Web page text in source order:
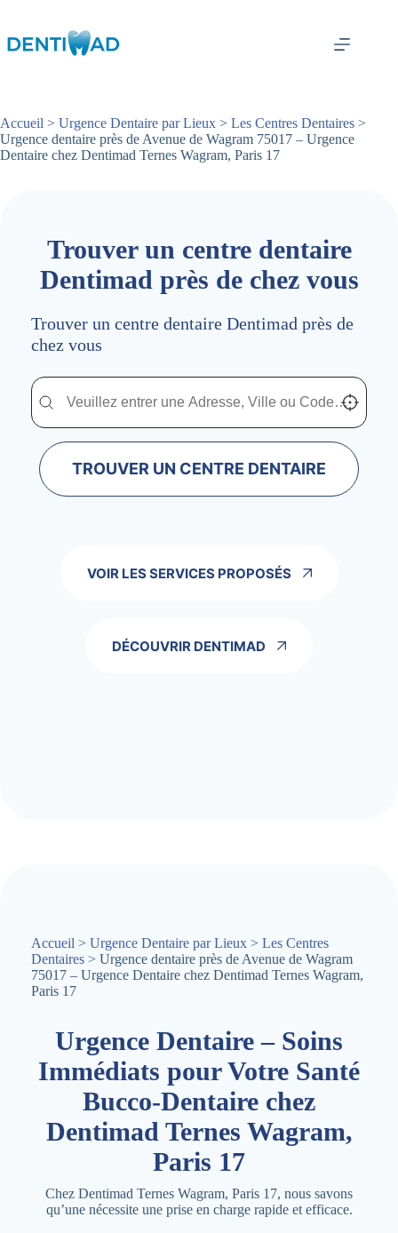
contenu
Accueil > Urgence Dentaire par Lieux > Les Centres Dentaires >
Urgence dentaire près de Avenue de Wagram 75017 – Urgence
Dentaire chez Dentimad Ternes Wagram, Paris 17
Trouver un centre dentaire
Dentimad près de chez vous
Trouver un centre dentaire Dentimad près de
chez vous
Trouver un centre dentaire Dentimad près de
Trouver un centre dentaire Dentimad près de chez vous Localisez-
TROUVER UN CENTRE DENTAIRE
VOIR LES SERVICES PROPOSÉS
DÉCOUVRIR DENTIMAD
Accueil > Urgence Dentaire par Lieux > Les Centres
Dentaires > Urgence dentaire près de Avenue de Wagram
75017 – Urgence Dentaire chez Dentimad Ternes Wagram,
Paris 17
Urgence Dentaire – Soins
Immédiats pour Votre Santé
Bucco-Dentaire chez
Dentimad Ternes Wagram,
Paris 17
Chez Dentimad Ternes Wagram, Paris 17, nous savons
qu’une nécessite une prise en charge rapide et efficace.